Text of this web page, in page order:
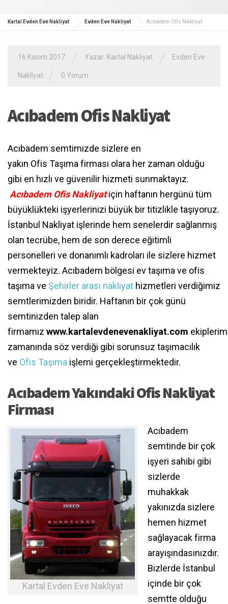
Kartal Evden Eve Nakliyat Evden Eve Nakliyat Acıbadem Ofis Nakliyat
16 Kasım 2017 Yazar: Kartal Nakliyat Evden Eve
Nakliyat 0 Yorum
Acıbadem Ofis Nakliyat
Acıbadem semtimizde sizlere en
yakın Ofis Taşıma firması olara her zaman olduğu
gibi en hızlı ve güvenilir hizmeti sunmaktayız.
Acıbadem Ofis Nakliyatiçin haftanın hergünü tüm
büyüklükteki işyerlerinizi büyük bir titizlikle taşıyoruz.
İstanbul Nakliyat işlerinde hem senelerdir sağlanmış
olan tecrübe, hem de son derece eğitimli
personelleri ve donanımlı kadroları ile sizlere hizmet
vermekteyiz. Acıbadem bölgesi ev taşıma ve ofis
taşıma ve Şehirler arası nakliyat hizmetleri verdiğimiz
semtlerimizden biridir. Haftanın bir çok günü
semtinizden talep alan
firmamız www.kartalevdenevenakliyat.com
zamanında söz verdiği gibi sorunsuz taşımacılık
ve Ofis Taşıma işlemi gerçekleştirmektedir.
Acıbadem Yakındaki Ofis Nakliyat
Firması
Kartal Evden Eve Nakliyat
Acıbadem
semtinde bir çok
işyeri sahibi gibi
sizlerde
muhakkak
yakınızda sizlere
hemen hizmet
sağlayacak firma
arayışındasınızdır.
Bizlerde İstanbul
içinde bir çok
semtte olduğu